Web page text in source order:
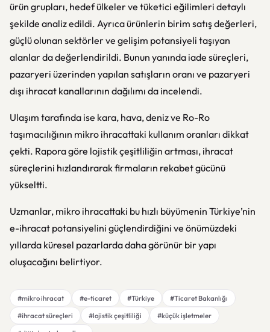
ürün grupları, hedef ülkeler ve tüketici eğilimleri detaylı
şekilde analiz edildi. Ayrıca ürünlerin birim satış değerleri,
güçlü olunan sektörler ve gelişim potansiyeli taşıyan
alanlar da değerlendirildi. Bunun yanında iade süreçleri,
pazaryeri üzerinden yapılan satışların oranı ve pazaryeri
dışı ihracat kanallarının dağılımı da incelendi.
Ulaşım tarafında ise kara, hava, deniz ve Ro-Ro
taşımacılığının mikro ihracattaki kullanım oranları dikkat
çekti. Rapora göre lojistik çeşitliliğin artması, ihracat
süreçlerini hızlandırarak firmaların rekabet gücünü
yükseltti.
Uzmanlar, mikro ihracattaki bu hızlı büyümenin Türkiye’nin
e-ihracat potansiyelini güçlendirdiğini ve önümüzdeki
yıllarda küresel pazarlarda daha görünür bir yapı
oluşacağını belirtiyor.
#mikro ihracat #e-ticaret #Türkiye
#Ticaret Bakanlığı
#ihracat süreçleri
#lojistik çeşitliliği
#küçük işletmeler